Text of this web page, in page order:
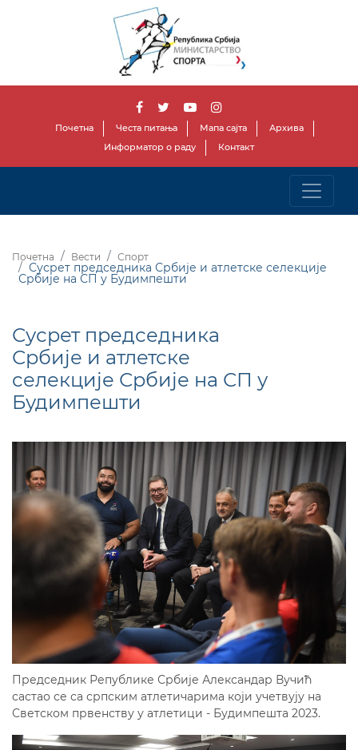
Почетна Честа питања Мапа сајта
Архива
Информатор о раду
Контакт
Почетна Вести Спорт
Сусрет председника Србије и атлетске селекције
Србије на СП у Будимпешти
Сусрет председника
Србије и атлетске
селекције Србије на СП у
Будимпешти
Председник Републике Србије Александар Вучић
састао се са српским атлетичарима који учетвују на
Светском првенству у атлетици - Будимпешта 2023.